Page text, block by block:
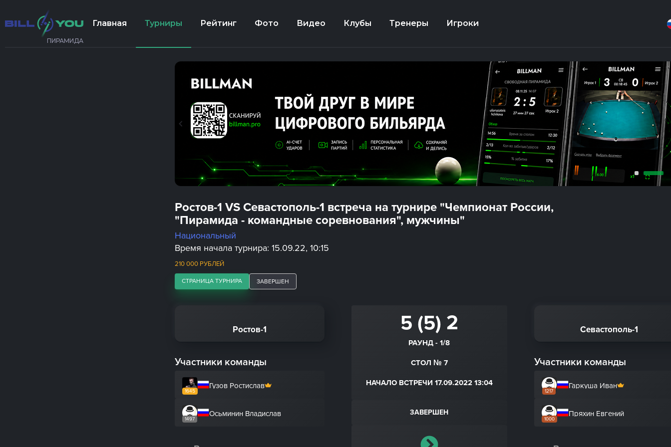
ПИРАМИДА
Главная Турниры Рейтинг Фото Видео Клубы Тренеры Игроки
Ростов-1 VS Севастополь-1 встреча на турнире "Чемпионат России,
"Пирамида - командные соревнования", мужчины"
Национальный
Время начала турнира: 15.09.22, 10:15
210 000 РУБЛЕЙ
СТРАНИЦА ТУРНИРА ЗАВЕРШЕН
Ростов-1
Участники команды
1645
Гузов Ростислав
1497
Осьминин Владислав
5 (5) 2
РАУНД - 1/8
СТОЛ № 7
НАЧАЛО ВСТРЕЧИ 17.09.2022 13:04
ЗАВЕРШЕН
Севастополь-1
Участники команды
1217
Гаркуша Иван
1000
Пряхин Евгений